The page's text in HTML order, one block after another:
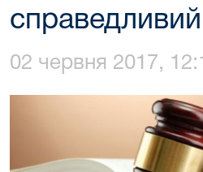
02 червня 2017,